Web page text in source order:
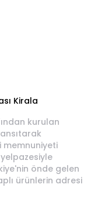
Kirala
kurulan
memnuniyeti
önde gelen
ürünlerin adresi